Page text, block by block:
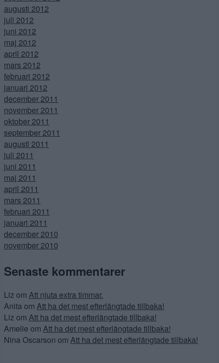
augusti 2012
juli 2012
juni 2012
maj 2012
april 2012
mars 2012
februari 2012
januari 2012
december 2011
november 2011
oktober 2011
september 2011
augusti 2011
juli 2011
juni 2011
maj 2011
april 2011
mars 2011
februari 2011
januari 2011
december 2010
november 2010
Senaste kommentarer
Liz om Att njuta extra timmar.
Anitaom Att ha det mest efterlängtade tillbaka!
Liz om Att ha det mest efterlängtade tillbaka!
Amelie om Att ha det mest efterlängtade tillbaka!
Nina Oscarson om Att ha det mest efterlängtade tillbaka!